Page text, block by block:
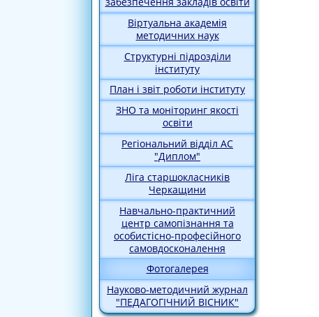
Віртуальна академія
методичних наук
Структурні підрозділи
інституту
План і звіт роботи інституту
ЗНО та моніторинг якості
освіти
Регіональний відділ АС
"Диплом"
Ліга старшокласників
Черкащини
Навчально-практичний
центр самопізнання та
особистісно-професійного
самовдосконалення
Фотогалерея
Науково-методичний журнал
"ПЕДАГОГІЧНИЙ ВІСНИК"